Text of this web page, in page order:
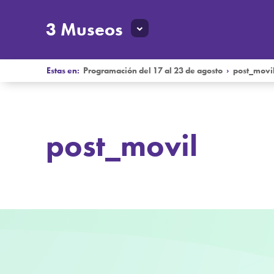
3 Museos
Estas en: Programación del 17 al 23 de agosto ›
post_movil